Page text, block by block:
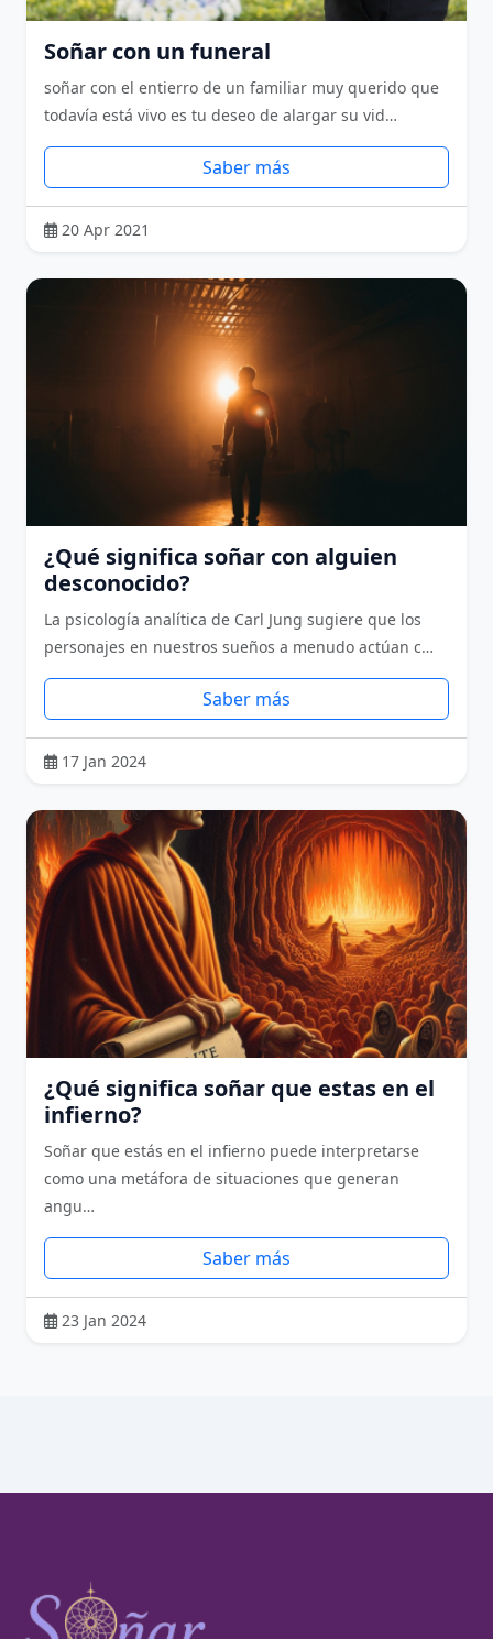
Soñar con un funeral
soñar con el entierro de un familiar muy querido que
todavía está vivo es tu deseo de alargar su vid…
Saber más
20 Apr 2021
¿Qué significa soñar con alguien
desconocido?
La psicología analítica de Carl Jung sugiere que los
personajes en nuestros sueños a menudo actúan c…
Saber más
17 Jan 2024
¿Qué significa soñar que estas en el
infierno?
Soñar que estás en el infierno puede interpretarse
como una metáfora de situaciones que generan
angu…
Saber más
23 Jan 2024